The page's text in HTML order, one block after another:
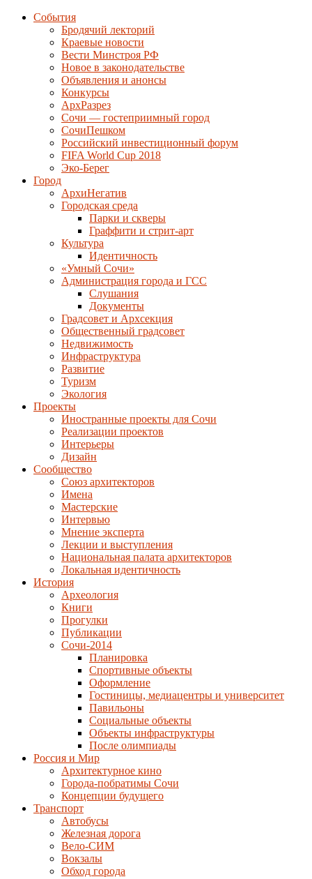
События
Бродячий лекторий
Краевые новости
Вести Минстроя РФ
Новое в законодательстве
Объявления и анонсы
Конкурсы
АрхРазрез
Сочи — гостеприимный город
СочиПешком
Российский инвестиционный форум
FIFA World Cup 2018
Эко-Берег
Город
АрхиНегатив
Городская среда
Парки и скверы
Граффити и стрит-арт
Культура
Идентичность
«Умный Сочи»
Администрация города и ГСС
Слушания
Документы
Градсовет и Архсекция
Общественный градсовет
Недвижимость
Инфраструктура
Развитие
Туризм
Экология
Проекты
Иностранные проекты для Сочи
Реализации проектов
Интерьеры
Дизайн
Сообщество
Союз архитекторов
Имена
Мастерские
Интервью
Мнение эксперта
Лекции и выступления
Национальная палата архитекторов
Локальная идентичность
История
Археология
Книги
Прогулки
Публикации
Сочи-2014
Планировка
Спортивные объекты
Оформление
Гостиницы, медиацентры и университет
Павильоны
Социальные объекты
Объекты инфраструктуры
После олимпиады
Россия и Мир
Архитектурное кино
Города-побратимы Сочи
Концепции будущего
Транспорт
Автобусы
Железная дорога
Вело-СИМ
Вокзалы
Обход города